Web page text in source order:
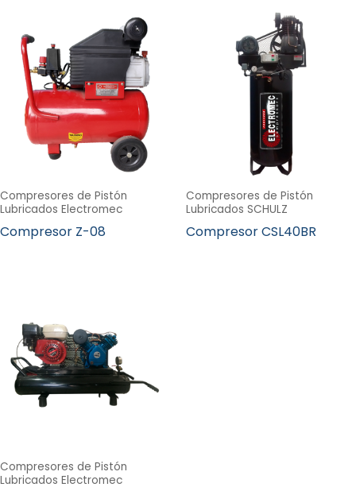
Compresores de Pistón
Lubricados Electromec
Compresor Z-08
Compresores de Pistón
Lubricados SCHULZ
Compresor CSL40BR
Compresores de Pistón
Lubricados Electromec